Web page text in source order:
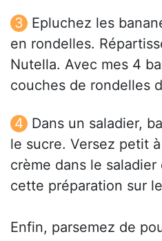
Epluchez les
en rondelles.
Nutella. Avec mes 4
couches de rondelles
Dans un saladier,
le sucre. Versez petit
crème dans le
cette préparation sur
Enfin, parsemez de